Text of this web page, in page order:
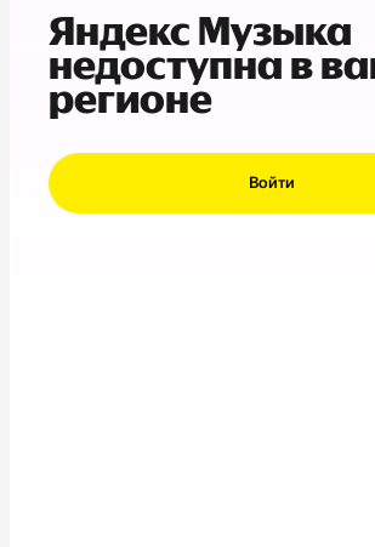
Яндекс Музыка
недоступна в
регионе
Войти